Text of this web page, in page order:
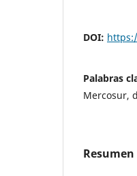
DOI:
Palabras
Mercosur,
Resumen